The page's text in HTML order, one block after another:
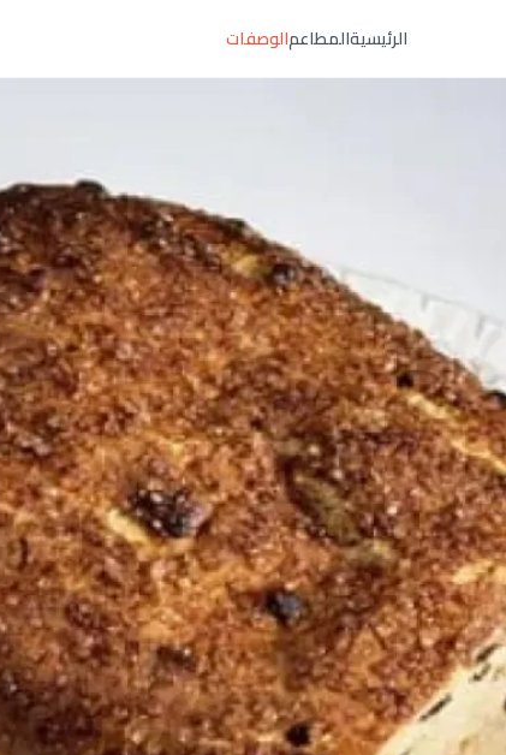
الرئيسيةالمطاعمالوصفات